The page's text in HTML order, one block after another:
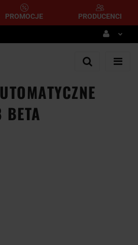
PROMOCJE PRODUCENCI
Zaloguj się
Dodaj zgłoszenie